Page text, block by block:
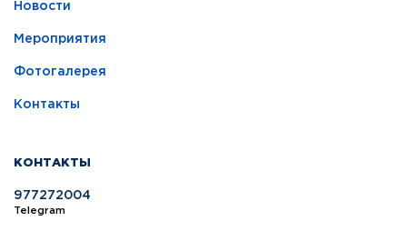
Новости
Мероприятия
Фотогалерея
Контакты
КОНТАКТЫ
977272004
Telegram